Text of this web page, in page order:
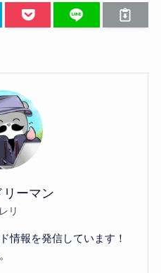
リーマン
リ
情報を発信しています！